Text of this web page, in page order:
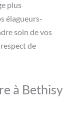
plus
élagueurs-
soin de vos
de
à Bethisy